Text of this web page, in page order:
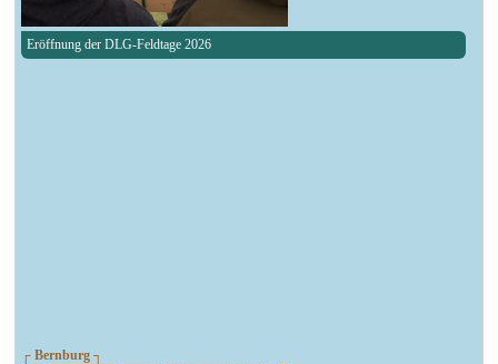
Eröffnung der DLG-Feldtage 2026
┌ Bernburg ┐